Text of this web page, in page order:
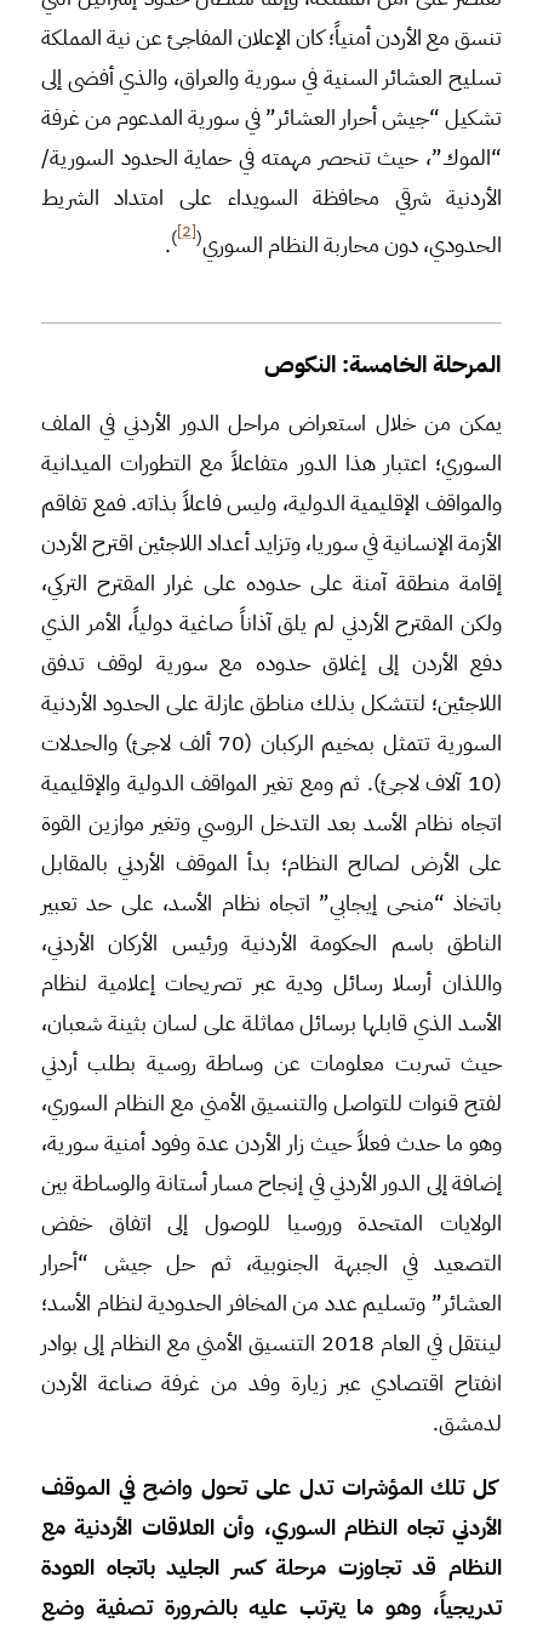
تنسق مع الأردن أمنياً؛ كان الإعلان المفاجئ عن نية المملكة
تسليح العشائر السنية في سورية والعراق، والذي أفضى إلى
تشكيل “جيش أحرار العشائر” في سورية المدعوم من غرفة
“الموك”، حيث تنحصر مهمته في حماية الحدود السورية/
اﻷردنية شرقي محافظة السويداء على امتداد الشريط
الحدودي، دون محاربة النظام السوري(
[2]
)
.
المرحلة الخامسة: النكوص
يمكن من خلال استعراض مراحل الدور الأردني في الملف
السوري؛ اعتبار هذا الدور متفاعلاً مع التطورات الميدانية
والمواقف الإقليمية الدولية، وليس فاعلاً بذاته. فمع تفاقم
الأزمة الإنسانية في سوريا، وتزايد أعداد اللاجئين اقترح الأردن
إقامة منطقة آمنة على حدوده على غرار المقترح التركي،
ولكن المقترح الأردني لم يلق آذاناً صاغية دولياً، الأمر الذي
دفع الأردن إلى إغلاق حدوده مع سورية لوقف تدفق
اللاجئين؛ لتتشكل بذلك مناطق عازلة على الحدود الأردنية
السورية تتمثل بمخيم الركبان (70 ألف لاجئ) والحدلات
(10 آلاف لاجئ). ثم ومع تغير المواقف الدولية والإقليمية
اتجاه نظام الأسد بعد التدخل الروسي وتغير موازين القوة
على الأرض لصالح النظام؛ بدأ الموقف الأردني بالمقابل
باتخاذ “منحى إيجابي” اتجاه نظام الأسد، على حد تعبير
الناطق باسم الحكومة الأردنية ورئيس الأركان الأردني،
واللذان أرسلا رسائل ودية عبر تصريحات إعلامية لنظام
الأسد الذي قابلها برسائل مماثلة على لسان بثينة شعبان،
حيث تسربت معلومات عن وساطة روسية بطلب أردني
لفتح قنوات للتواصل والتنسيق الأمني مع النظام السوري،
وهو ما حدث فعلاً حيث زار الأردن عدة وفود أمنية سورية،
إضافة إلى الدور الأردني في إنجاح مسار أستانة والوساطة بين
الولايات المتحدة وروسيا للوصول إلى اتفاق خفض
التصعيد في الجبهة الجنوبية، ثم حل جيش “أحرار
العشائر” وتسليم عدد من المخافر الحدودية لنظام الأسد؛
لينتقل في العام 2018 التنسيق الأمني مع النظام إلى بوادر
انفتاح اقتصادي عبر زيارة وفد من غرفة صناعة الأردن
لدمشق.
كل تلك المؤشرات تدل على تحول واضح في الموقف
الأردني تجاه النظام السوري، وأن العلاقات الأردنية مع
النظام قد تجاوزت مرحلة كسر الجليد باتجاه العودة
تدريجياً، وهو ما يترتب عليه بالضرورة تصفية وضع